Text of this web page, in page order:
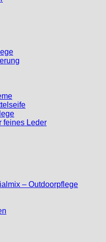
feines Leder
– Outdoorpflege